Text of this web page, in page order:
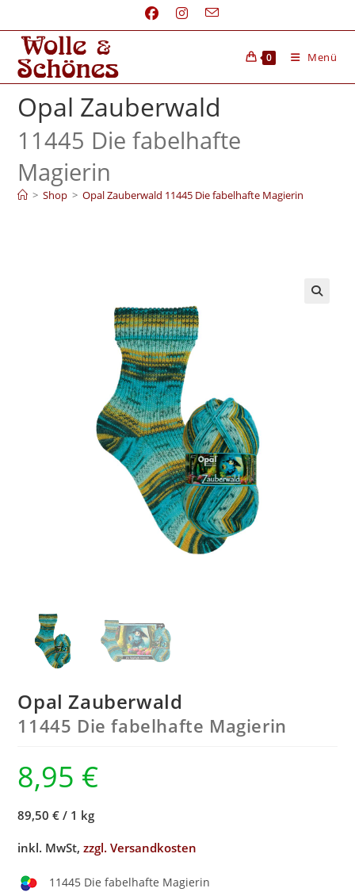
0 Menü
Opal Zauberwald
11445 Die fabelhafte
Magierin
> Shop > Opal Zauberwald 11445 Die fabelhafte Magierin
Opal Zauberwald
11445 Die fabelhafte Magierin
8,95 €
89,50 € / 1 kg
inkl. MwSt,zzgl. Versandkosten
11445 Die fabelhafte Magierin